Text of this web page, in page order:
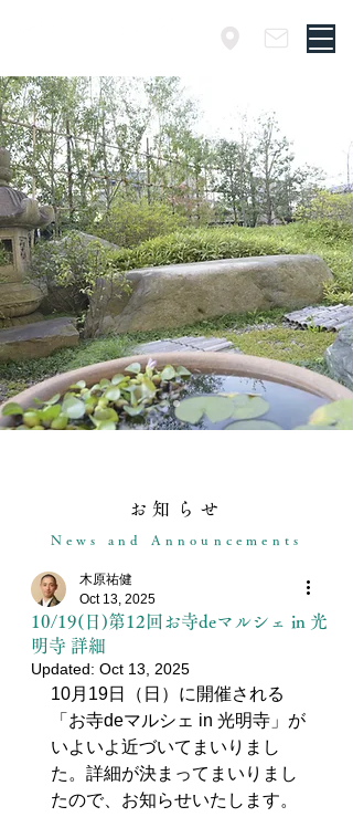
お知らせ
News and Announcements
10/19(日)第12回お寺deマルシェ in 光
明寺 詳細
木原祐健
Oct 13, 2025
Updated: Oct 13, 2025
10月19日（日）に開催される
「お寺deマルシェ in 光明寺」が
いよいよ近づいてまいりまし
た。詳細が決まってまいりまし
たので、お知らせいたします。